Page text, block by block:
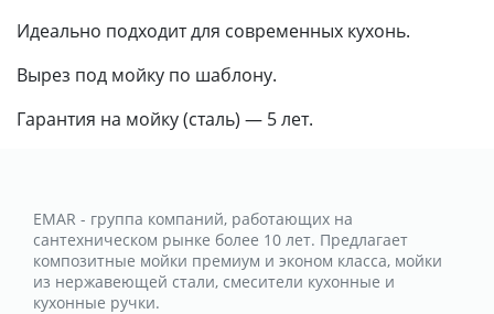
Идеально подходит для современных кухонь.
Вырез под мойку по шаблону.
Гарантия на мойку (сталь) — 5 лет.
EMAR - группа компаний, работающих на
сантехническом рынке более 10 лет. Предлагает
композитные мойки премиум и эконом класса, мойки
из нержавеющей стали, смесители кухонные и
кухонные ручки.